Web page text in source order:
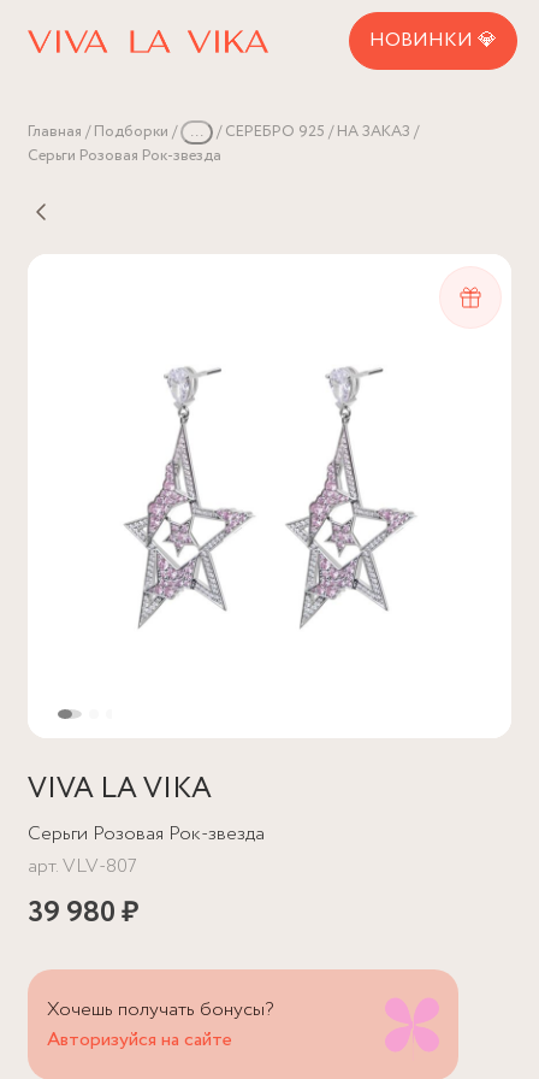
НОВИНКИ 💎
Главная Подборки ... СЕРЕБРО 925
НА ЗАКАЗ
Серьги Розовая Рок-звезда
VIVA LA VIKA
Серьги Розовая Рок-звезда
арт.VLV-807
39 980 ₽
Хочешь получать бонусы?
Авторизуйся на сайте